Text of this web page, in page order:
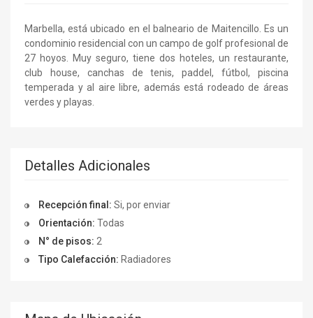
Marbella, está ubicado en el balneario de Maitencillo. Es un
condominio residencial con un campo de golf profesional de
27 hoyos. Muy seguro, tiene dos hoteles, un restaurante,
club house, canchas de tenis, paddel, fútbol, piscina
temperada y al aire libre, además está rodeado de áreas
verdes y playas.
Detalles Adicionales
Recepción final: Si, por enviar
Orientación: Todas
N° de pisos: 2
Tipo Calefacción: Radiadores